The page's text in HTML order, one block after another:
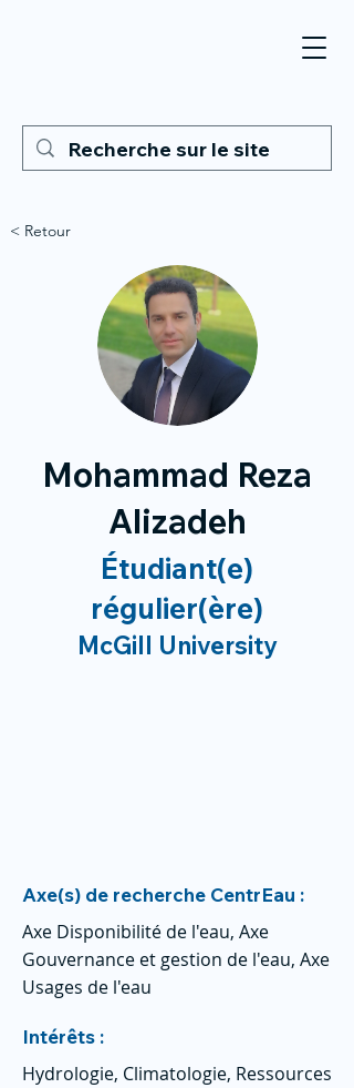
< Retour
Mohammad Reza
Alizadeh
Étudiant(e)
régulier(ère)
McGill University
Axe(s) de recherche CentrEau :
Axe Disponibilité de l'eau, Axe
Gouvernance et gestion de l'eau, Axe
Usages de l'eau
Intérêts :
Hydrologie, Climatologie, Ressources